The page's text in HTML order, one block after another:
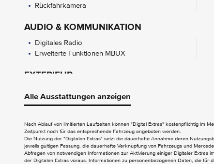
Rückfahrkamera
AUDIO & KOMMUNIKATION
Digitales Radio
Erweiterte Funktionen MBUX
EXTERIEUR
Dachreling in poliertem Aluminium
INTERIEUR
2 USB-Anschlüsse im Fond
EASY-PACK Laderaumabdeckung
EXCLUSIVE Interieur
Alle Ausstattungen anzeigen
Nach Ablauf von limitierten Laufzeiten können "Digital Extras" kostenpflichtig im
Zeitpunkt noch für das entsprechende Fahrzeug angeboten werden.
Die Nutzung der "Digitalen Extras" setzt die dauerhafte Annahme deren
jeweils gültigen Fassung, die dauerhafte Verknüpfung von Fahrzeugs und
Abfragen von notwendigen Informationen zur Aktivierung einiger Digitaler Extras
der Digitalen Extras voraus. Informationen zu personenbezogenen Daten, die für